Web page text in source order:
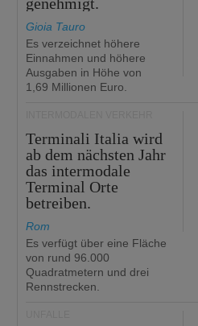
Gioia Tauro
Es verzeichnet höhere
Einnahmen und höhere
Ausgaben in Höhe von
1,69 Millionen Euro.
Terminali Italia wird
ab dem nächsten Jahr
das intermodale
Terminal Orte
betreiben.
Rom
Es verfügt über eine Fläche
von rund 96.000
Quadratmetern und drei
Rennstrecken.